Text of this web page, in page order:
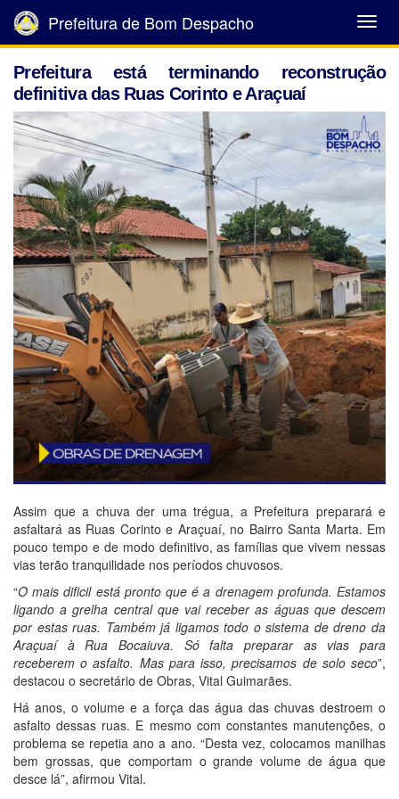
Abrir
Menu
Prefeitura de Bom Despacho
Prefeitura está terminando reconstrução
definitiva das Ruas Corinto e Araçuaí
Assim que a chuva der uma trégua, a Prefeitura preparará e
asfaltará as Ruas Corinto e Araçuaí, no Bairro Santa Marta. Em
pouco tempo e de modo definitivo, as famílias que vivem nessas
vias terão tranquilidade nos períodos chuvosos.
“O mais dificil está pronto que é a drenagem profunda. Estamos
ligando a grelha central que vai receber as águas que descem
por estas ruas. Também já ligamos todo o sistema de dreno da
Araçuaí à Rua Bocaiuva. Só falta preparar as vias para
receberem o asfalto. Mas para isso, precisamos de solo seco”,
destacou o secretário de Obras, Vital Guimarães.
Há anos, o volume e a força das água das chuvas destroem o
asfalto dessas ruas. E mesmo com constantes manutenções, o
problema se repetia ano a ano. “Desta vez, colocamos manilhas
bem grossas, que comportam o grande volume de água que
desce lá”, afirmou Vital.